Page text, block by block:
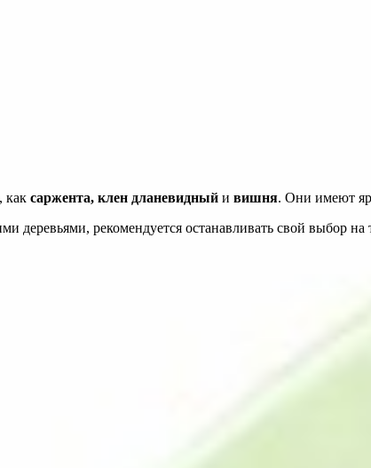
как саржента, клен дланевидный и вишня. Они имеют
деревьями, рекомендуется останавливать свой выбор на